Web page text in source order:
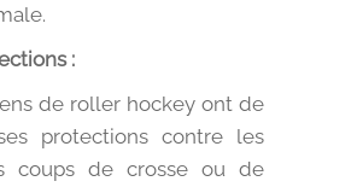
:
de roller hockey ont de
protections contre les
coups de crosse ou de